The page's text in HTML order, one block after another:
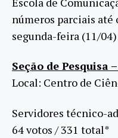
números parciais
segunda-feira (11/
Seção de Pesquisa –
Local: Centro de
Servidores técnico-
64 votos / 331 total*